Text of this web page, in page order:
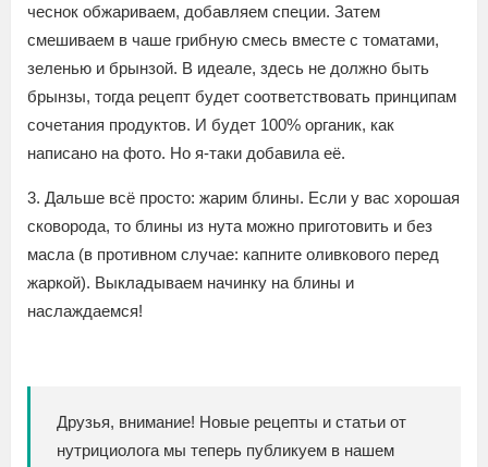
чеснок обжариваем, добавляем специи. Затем
смешиваем в чаше грибную смесь вместе с томатами,
зеленью и брынзой. В идеале, здесь не должно быть
брынзы, тогда рецепт будет соответствовать принципам
сочетания продуктов. И будет 100% органик, как
написано на фото. Но я-таки добавила её.
3. Дальше всё просто: жарим блины. Если у вас хорошая
сковорода, то блины из нута можно приготовить и без
масла (в противном случае: капните оливкового перед
жаркой). Выкладываем начинку на блины и
наслаждаемся!
Друзья, внимание! Новые рецепты и статьи от
нутрициолога мы теперь публикуем в нашем